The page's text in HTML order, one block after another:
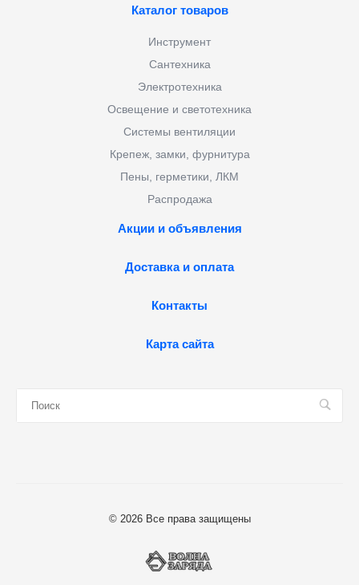
Каталог товаров
Инструмент
Сантехника
Электротехника
Освещение и светотехника
Системы вентиляции
Крепеж, замки, фурнитура
Пены, герметики, ЛКМ
Распродажа
Акции и объявления
Доставка и оплата
Контакты
Карта сайта
© 2026 Все права защищены